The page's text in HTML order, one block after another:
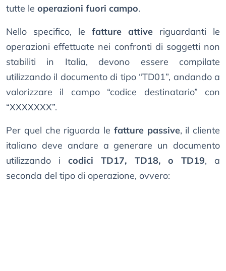
tutte le operazioni fuori campo.
Nello specifico, le fatture attive riguardanti le
operazioni effettuate nei confronti di soggetti non
stabiliti in Italia, devono essere compilate
utilizzando il documento di tipo “TD01”, andando a
valorizzare il campo “codice destinatario” con
“XXXXXXX”.
Per quel che riguarda le fatture passive, il cliente
italiano deve andare a generare un documento
utilizzando icodici TD17, TD18, o TD19, a
seconda del tipo di operazione, ovvero: